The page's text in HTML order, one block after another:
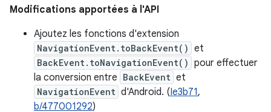
Modifications apportées à l'API
Ajoutez les fonctions d'extension
NavigationEvent.toBackEvent() et
BackEvent.toNavigationEvent() pour effectuer
la conversion entre BackEvent et
NavigationEvent d'Android. (Ie3b71,
b/477001292)